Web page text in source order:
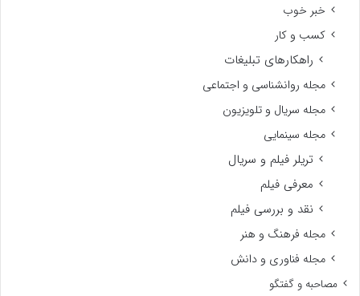
خبر خوب
کسب و کار
راهکارهای تبلیغات
مجله روانشناسی و اجتماعی
مجله سریال و تلویزیون
مجله سینمایی
تریلر فیلم و سریال
معرفی فیلم
نقد و بررسی فیلم
مجله فرهنگ و هنر
مجله فناوری و دانش
مصاحبه و گفتگو